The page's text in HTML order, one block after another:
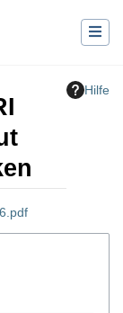
Hilfe